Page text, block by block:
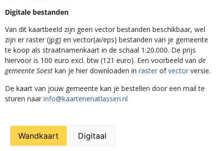
Digitale bestanden
Van dit kaartbeeld zijn geen vector bestanden beschikbaar, wel
zijn er raster (jpg) en vector(ai/eps) bestanden van je gemeente
te koop als straatnamenkaart in de schaal 1:20.000. De prijs
hiervoor is 100 euro excl. btw (121 euro). Een voorbeeld van de
gemeente Soest kan je hier downloaden in raster ofvector versie.
De kaart van jouw gemeente kan je bestellen door een mail te
sturen naar info@kaartenenatlassen.nl
Wandkaart Digitaal